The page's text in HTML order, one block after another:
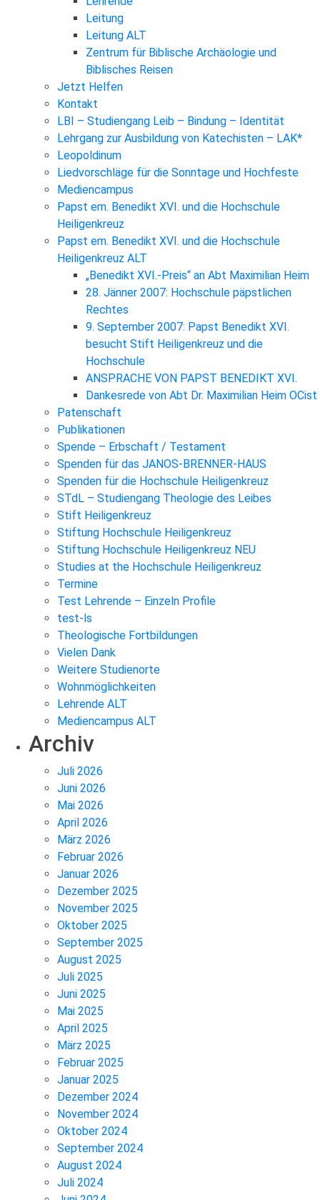
Leitung
Leitung ALT
Zentrum für Biblische Archäologie und
Biblisches Reisen
Jetzt Helfen
Kontakt
LBI – Studiengang Leib – Bindung – Identität
Lehrgang zur Ausbildung von Katechisten – LAK*
Leopoldinum
Liedvorschläge für die Sonntage und Hochfeste
Mediencampus
Papst em. Benedikt XVI. und die Hochschule
Heiligenkreuz
Papst em. Benedikt XVI. und die Hochschule
Heiligenkreuz ALT
„Benedikt XVI.-Preis“ an Abt Maximilian Heim
28. Jänner 2007: Hochschule päpstlichen
Rechtes
9. September 2007: Papst Benedikt XVI.
besucht Stift Heiligenkreuz und die
Hochschule
ANSPRACHE VON PAPST BENEDIKT XVI.
Dankesrede von Abt Dr. Maximilian Heim OCist
Patenschaft
Publikationen
Spende – Erbschaft / Testament
Spenden für das JANOS-BRENNER-HAUS
Spenden für die Hochschule Heiligenkreuz
STdL – Studiengang Theologie des Leibes
Stift Heiligenkreuz
Stiftung Hochschule Heiligenkreuz
Stiftung Hochschule Heiligenkreuz NEU
Studies at the Hochschule Heiligenkreuz
Termine
Test Lehrende – Einzeln Profile
test-ls
Theologische Fortbildungen
Vielen Dank
Weitere Studienorte
Wohnmöglichkeiten
Lehrende ALT
Mediencampus ALT
Archiv
Juli 2026
Juni 2026
Mai 2026
April 2026
März 2026
Februar 2026
Januar 2026
Dezember 2025
November 2025
Oktober 2025
September 2025
August 2025
Juli 2025
Juni 2025
Mai 2025
April 2025
März 2025
Februar 2025
Januar 2025
Dezember 2024
November 2024
Oktober 2024
September 2024
August 2024
Juli 2024